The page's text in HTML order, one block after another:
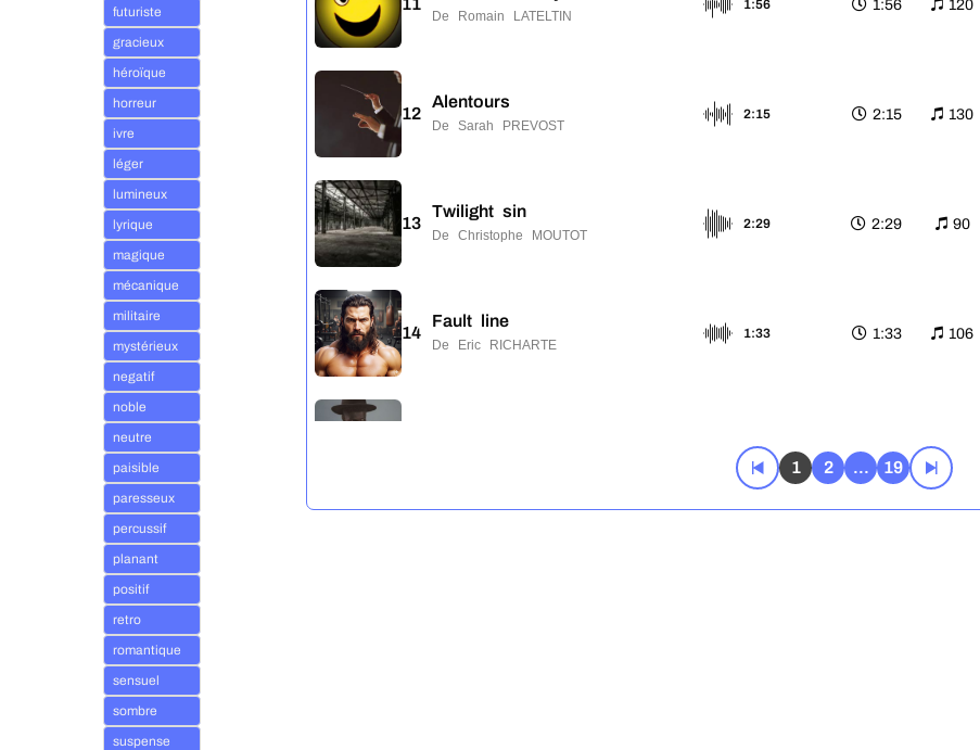
futuriste
gracieux
héroïque
horreur
ivre
léger
lumineux
lyrique
magique
mécanique
militaire
mystérieux
negatif
noble
neutre
paisible
paresseux
percussif
planant
positif
retro
romantique
sensuel
sombre
suspense
11
De Romain LATELTIN
1:56 1:56 120
12
Alentours
De Sarah PREVOST
2:15 2:15 130
13
Twilight sin
De Christophe MOUTOT
2:29 2:29 90
14
Fault line
De Eric RICHARTE
1:33 1:33 106
1:25
1 2 ... 19